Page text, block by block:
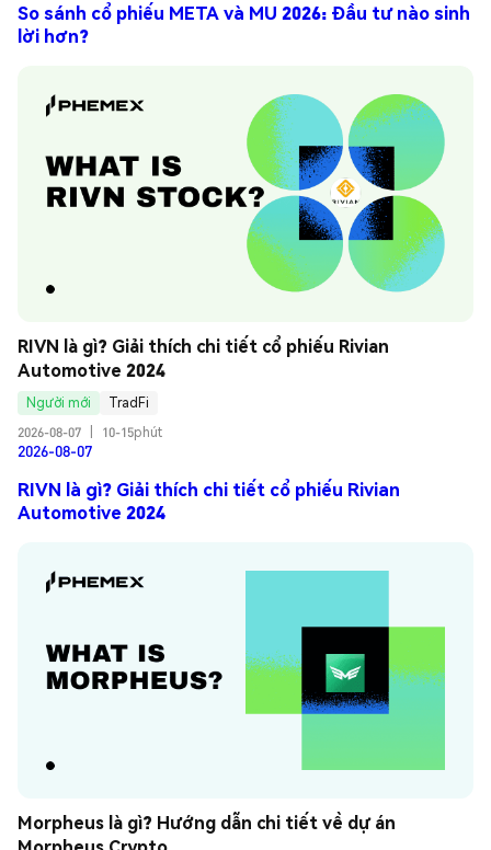
So sánh cổ phiếu META và MU 2026: Đầu tư nào sinh
lời hơn?
RIVN là gì? Giải thích chi tiết cổ phiếu Rivian
Automotive 2024
Người mới
TradFi
2026-08-07
10-15phút
2026-08-07
RIVN là gì? Giải thích chi tiết cổ phiếu Rivian
Automotive 2024
Morpheus là gì? Hướng dẫn chi tiết về dự án